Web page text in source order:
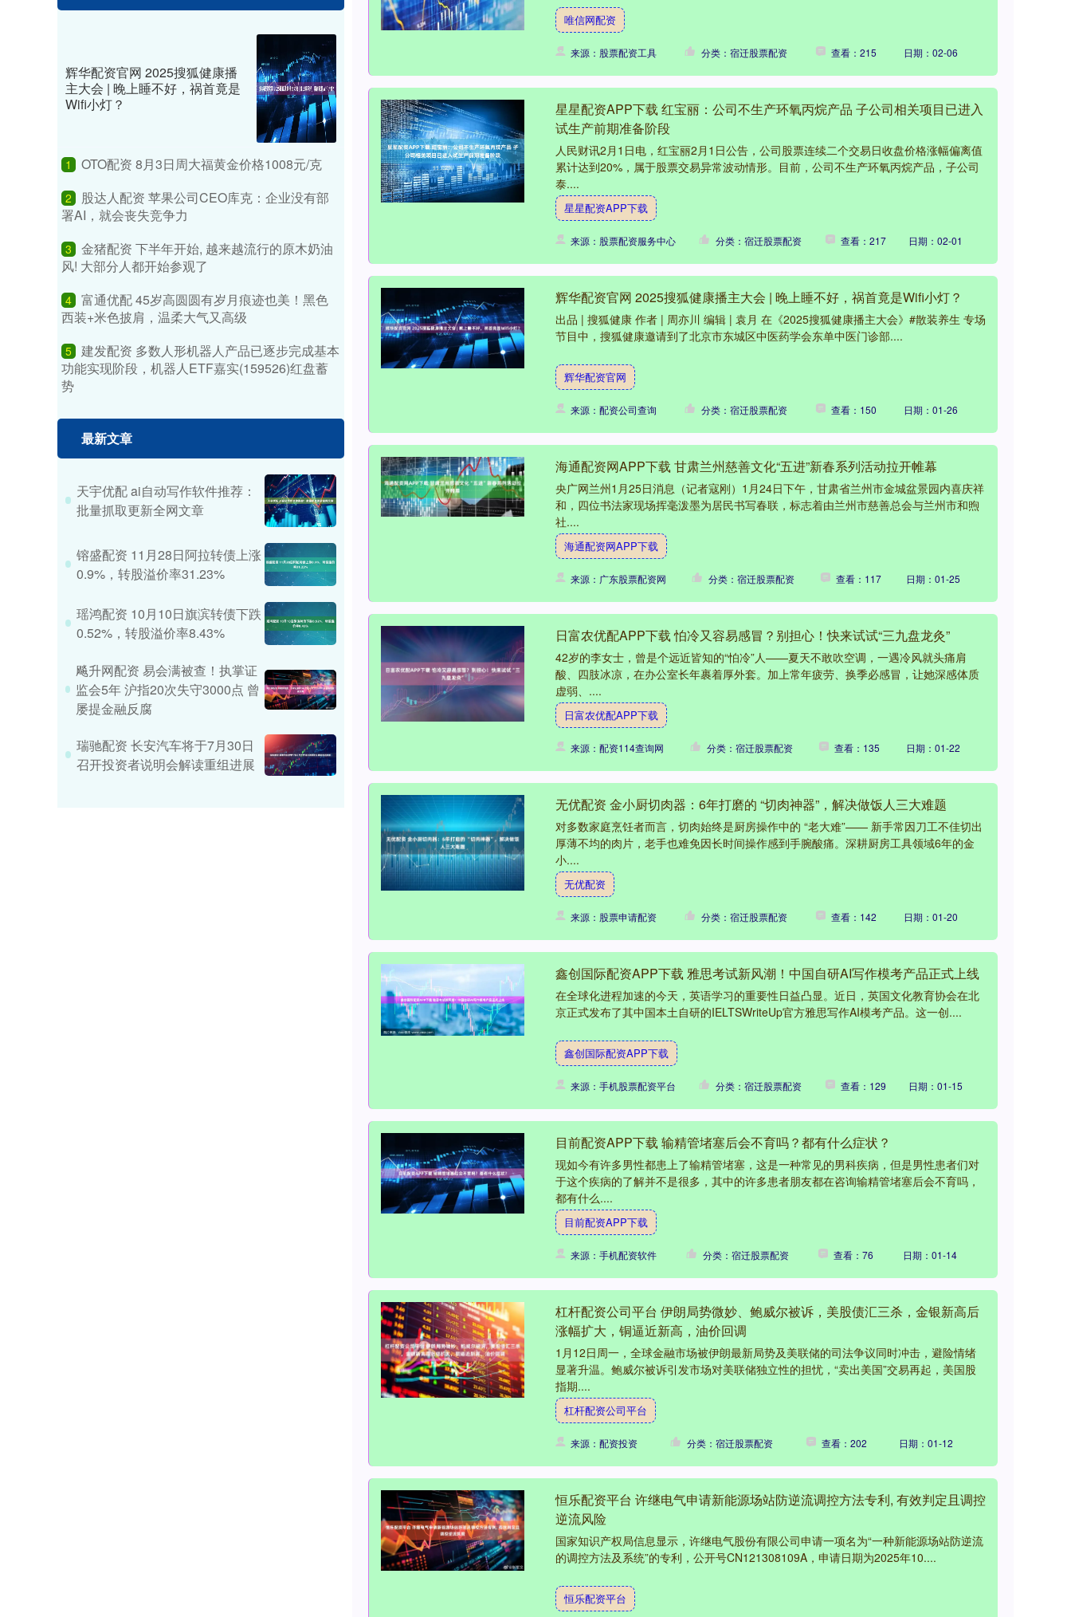
唯信网配资
来源：股票配资工具 分类：宿迁股票配资 查看：215 日期：02-06
星星配资APP下载 红宝丽：公司不生产环氧丙烷产品 子公司相关项目已进入
试生产前期准备阶段
人民财讯2月1日电，红宝丽2月1日公告，公司股票连续二个交易日收盘价格涨幅偏离值
累计达到20%，属于股票交易异常波动情形。目前，公司不生产环氧丙烷产品，子公司
泰....
星星配资APP下载
来源：股票配资服务中心 分类：宿迁股票配资 查看：217 日期：02-01
辉华配资官网 2025搜狐健康播主大会 | 晚上睡不好，祸首竟是Wifi小灯？
出品 | 搜狐健康 作者 | 周亦川 编辑 | 袁月 在《2025搜狐健康播主大会》#散装养生 专场
节目中，搜狐健康邀请到了北京市东城区中医药学会东单中医门诊部....
辉华配资官网
来源：配资公司查询 分类：宿迁股票配资 查看：150 日期：01-26
海通配资网APP下载 甘肃兰州慈善文化“五进”新春系列活动拉开帷幕
央广网兰州1月25日消息（记者寇刚）1月24日下午，甘肃省兰州市金城盆景园内喜庆祥
和，四位书法家现场挥毫泼墨为居民书写春联，标志着由兰州市慈善总会与兰州市和煦
社....
海通配资网APP下载
来源：广东股票配资网 分类：宿迁股票配资 查看：117 日期：01-25
日富农优配APP下载 怕冷又容易感冒？别担心！快来试试“三九盘龙灸”
42岁的李女士，曾是个远近皆知的“怕冷”人——夏天不敢吹空调，一遇冷风就头痛肩
酸、四肢冰凉，在办公室长年裹着厚外套。加上常年疲劳、换季必感冒，让她深感体质
虚弱、....
日富农优配APP下载
来源：配资114查询网 分类：宿迁股票配资 查看：135 日期：01-22
无优配资 金小厨切肉器：6年打磨的 “切肉神器”，解决做饭人三大难题
对多数家庭烹饪者而言，切肉始终是厨房操作中的 “老大难”—— 新手常因刀工不佳切出
厚薄不均的肉片，老手也难免因长时间操作感到手腕酸痛。深耕厨房工具领域6年的金
小....
无优配资
来源：股票申请配资 分类：宿迁股票配资 查看：142 日期：01-20
鑫创国际配资APP下载 雅思考试新风潮！中国自研AI写作模考产品正式上线
在全球化进程加速的今天，英语学习的重要性日益凸显。近日，英国文化教育协会在北
京正式发布了其中国本土自研的IELTSWriteUp官方雅思写作AI模考产品。这一创....
鑫创国际配资APP下载
来源：手机股票配资平台 分类：宿迁股票配资 查看：129 日期：01-15
目前配资APP下载 输精管堵塞后会不育吗？都有什么症状？
现如今有许多男性都患上了输精管堵塞，这是一种常见的男科疾病，但是男性患者们对
于这个疾病的了解并不是很多，其中的许多患者朋友都在咨询输精管堵塞后会不育吗，
都有什么....
目前配资APP下载
来源：手机配资软件 分类：宿迁股票配资 查看：76 日期：01-14
杠杆配资公司平台 伊朗局势微妙、鲍威尔被诉，美股债汇三杀，金银新高后
涨幅扩大，铜逼近新高，油价回调
1月12日周一，全球金融市场被伊朗最新局势及美联储的司法争议同时冲击，避险情绪
显著升温。鲍威尔被诉引发市场对美联储独立性的担忧，“卖出美国”交易再起，美国股
指期....
杠杆配资公司平台
来源：配资投资 分类：宿迁股票配资 查看：202 日期：01-12
恒乐配资平台 许继电气申请新能源场站防逆流调控方法专利, 有效判定且调控
逆流风险
国家知识产权局信息显示，许继电气股份有限公司申请一项名为“一种新能源场站防逆流
的调控方法及系统”的专利，公开号CN121308109A，申请日期为2025年10....
恒乐配资平台
辉华配资官网 2025搜狐健康播
主大会 | 晚上睡不好，祸首竟是
Wifi小灯？
1 OTO配资 8月3日周大福黄金价格1008元/克
2
股达人配资 苹果公司CEO库克：企业没有部
署AI，就会丧失竞争力
3
金猪配资 下半年开始, 越来越流行的原木奶油
风! 大部分人都开始参观了
4 富通优配 45岁高圆圆有岁月痕迹也美！黑色
西装+米色披肩，温柔大气又高级
5 建发配资 多数人形机器人产品已逐步完成基本
功能实现阶段，机器人ETF嘉实(159526)红盘蓄
势
最新文章
天宇优配 ai自动写作软件推荐：
批量抓取更新全网文章
镕盛配资 11月28日阿拉转债上涨
0.9%，转股溢价率31.23%
瑶鸿配资 10月10日旗滨转债下跌
0.52%，转股溢价率8.43%
飚升网配资 易会满被查！执掌证
监会5年 沪指20次失守3000点 曾
屡提金融反腐
瑞驰配资 长安汽车将于7月30日
召开投资者说明会解读重组进展